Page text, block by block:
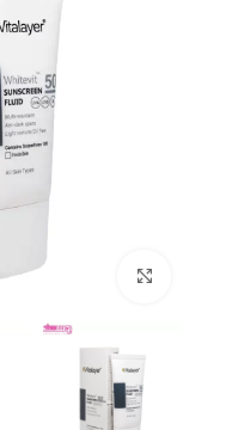
بزرگنمایی تصویر